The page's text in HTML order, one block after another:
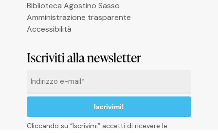
Biblioteca Agostino Sasso
Amministrazione trasparente
Accessibilità
Iscriviti alla newsletter
Cliccando su “Iscrivimi” accetti di ricevere le